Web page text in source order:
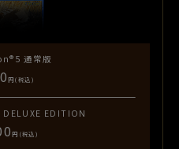
通常版
円(税込)
DELUXE EDITION
円(税込)